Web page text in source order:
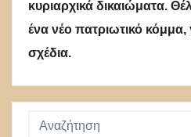
κυριαρχικά δικαιώματα.
ένα νέο πατριωτικό κόμμα,
σχέδια.